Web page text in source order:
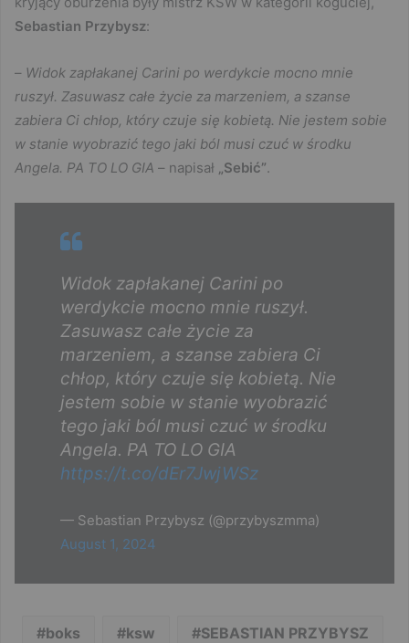
Sebastian Przybysz:
– Widok zapłakanej Carini po werdykcie mocno mnie
ruszył. Zasuwasz całe życie za marzeniem, a szanse
zabiera Ci chłop, który czuje się kobietą. Nie jestem sobie
w stanie wyobrazić tego jaki ból musi czuć w środku
Angela. PA TO LO GIA – napisał „Sebić”.
Widok zapłakanej Carini po
werdykcie mocno mnie ruszył.
Zasuwasz całe życie za
marzeniem, a szanse zabiera Ci
chłop, który czuje się kobietą. Nie
jestem sobie w stanie wyobrazić
tego jaki ból musi czuć w środku
Angela. PA TO LO GIA
https://t.co/dEr7JwjWSz
— Sebastian Przybysz (@przybyszmma)
August 1, 2024
boks ksw SEBASTIAN PRZYBYSZ